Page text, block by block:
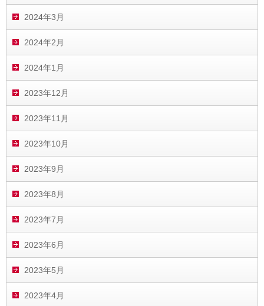
2024年3月
2024年2月
2024年1月
2023年12月
2023年11月
2023年10月
2023年9月
2023年8月
2023年7月
2023年6月
2023年5月
2023年4月